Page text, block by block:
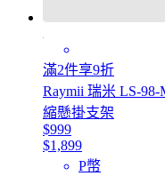
滿2件享9折
Raymii 瑞米 LS-
縮懸掛支架
$999
$1,899
P幣